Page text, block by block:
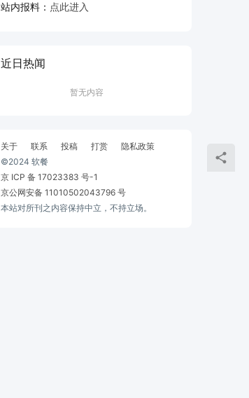
站内报料： 点此进入
近日热闻
暂无内容
关于 联系 投稿 打赏
隐私政策
©2024 软餐
京 ICP 备 17023383 号-1
京公网安备 11010502043796 号
本站对所刊之内容保持中立，不持立场。